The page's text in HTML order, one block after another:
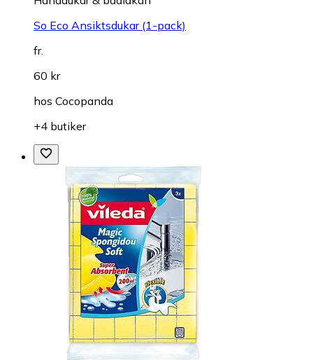
So Eco Ansiktsdukar (1-pack)
fr.
60 kr
hos Cocopanda
+4 butiker